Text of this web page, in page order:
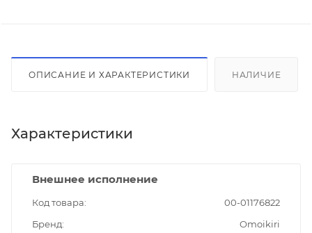
ОПИСАНИЕ И ХАРАКТЕРИСТИКИ НАЛИЧИЕ
Характеристики
Внешнее исполнение
Код товара
00-01176822
Бренд
Omoikiri